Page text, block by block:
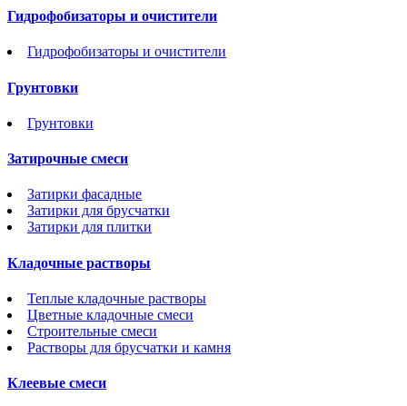
Гидрофобизаторы и очистители
Гидрофобизаторы и очистители
Грунтовки
Грунтовки
Затирочные смеси
Затирки фасадные
Затирки для брусчатки
Затирки для плитки
Кладочные растворы
Теплые кладочные растворы
Цветные кладочные смеси
Строительные смеси
Растворы для брусчатки и камня
Клеевые смеси